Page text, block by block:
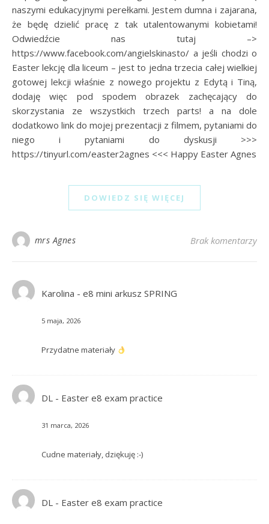
naszymi edukacyjnymi perełkami. Jestem dumna i zajarana,
że będę dzielić pracę z tak utalentowanymi kobietami!
Odwiedźcie nas tutaj –>
https://www.facebook.com/angielskinasto/ a jeśli chodzi o
Easter lekcję dla liceum – jest to jedna trzecia całej wielkiej
gotowej lekcji właśnie z nowego projektu z Edytą i Tiną,
dodaję więc pod spodem obrazek zachęcający do
skorzystania ze wszystkich trzech parts! a na dole
dodatkowo link do mojej prezentacji z filmem, pytaniami do
niego i pytaniami do dyskusji >>>
https://tinyurl.com/easter2agnes <<< Happy Easter Agnes
DOWIEDZ SIĘ WIĘCEJ
mrs Agnes Brak komentarzy
Karolina - e8 mini arkusz SPRING
5 maja, 2026
Przydatne materiały
DL - Easter e8 exam practice
31 marca, 2026
Cudne materiały, dziękuję :-)
DL - Easter e8 exam practice